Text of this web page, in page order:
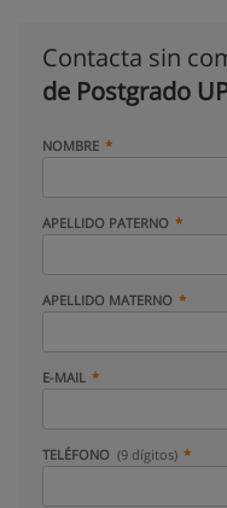
Contacta sin
de Postgrado
NOMBRE
APELLIDO PATERNO
APELLIDO MATERNO
E-MAIL
TELÉFONO (9 dígitos)